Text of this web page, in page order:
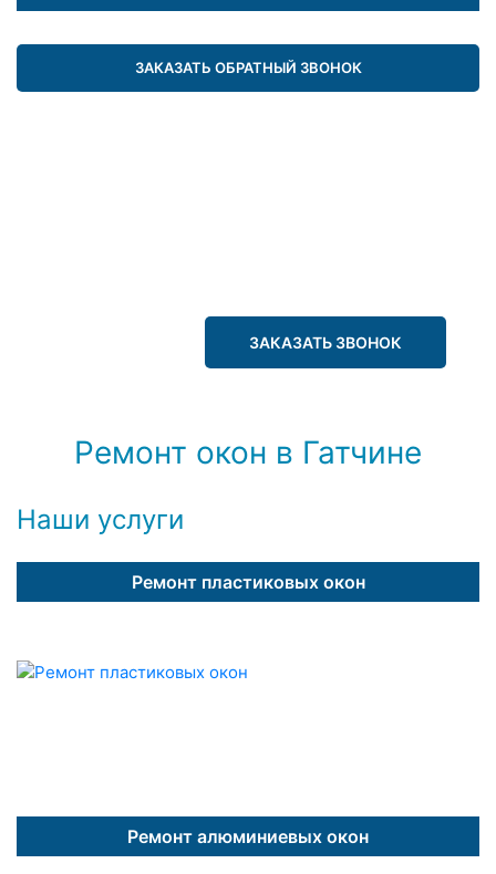
ЗАКАЗАТЬ ОБРАТНЫЙ ЗВОНОК
ЗАКАЗАТЬ ЗВОНОК
Ремонт окон в Гатчине
Наши услуги
Ремонт пластиковых окон
Ремонт алюминиевых окон